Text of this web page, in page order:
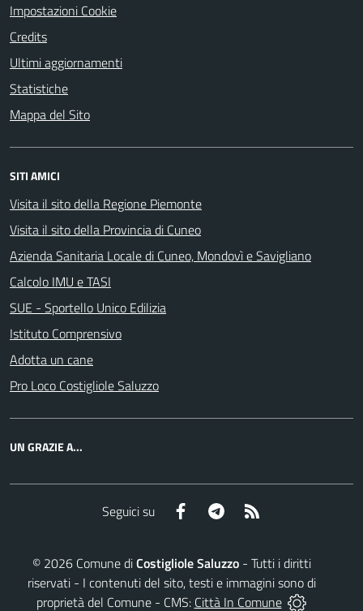
Impostazioni Cookie
Credits
Ultimi aggiornamenti
Statistiche
Mappa del Sito
SITI AMICI
Visita il sito della Regione Piemonte
Visita il sito della Provincia di Cuneo
Azienda Sanitaria Locale di Cuneo, Mondovì e Savigliano
Calcolo IMU e TASI
SUE - Sportello Unico Edilizia
Istituto Comprensivo
Adotta un cane
Pro Loco Costigliole Saluzzo
UN GRAZIE A...
Seguici su Facebook Telegram
© 2026 Comune diCostigliole Saluzzo - Tutti i diritti
riservati - I contenuti del sito, testi e immagini sono di
proprietà del Comune - CMS: Città In Comune